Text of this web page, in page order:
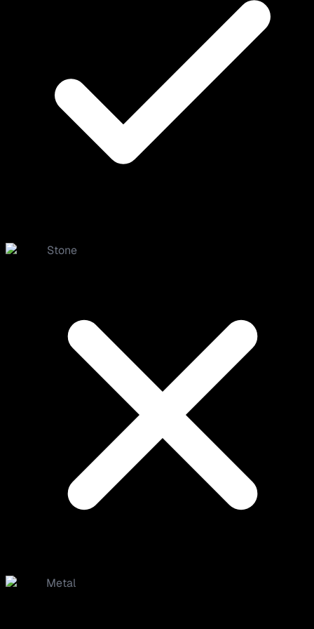
Stone
Metal